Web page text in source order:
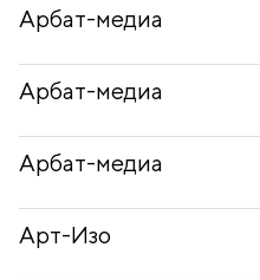
Арбат-медиа
Арбат-медиа
Арбат-медиа
Арт-Изо